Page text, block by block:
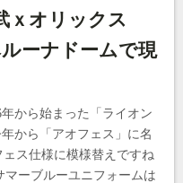
ｘオリックス
ーナドームで現
から始まった「ライオン
から「アオフェス」に名
ス仕様に模様替えですね
ーブルーユニフォームは